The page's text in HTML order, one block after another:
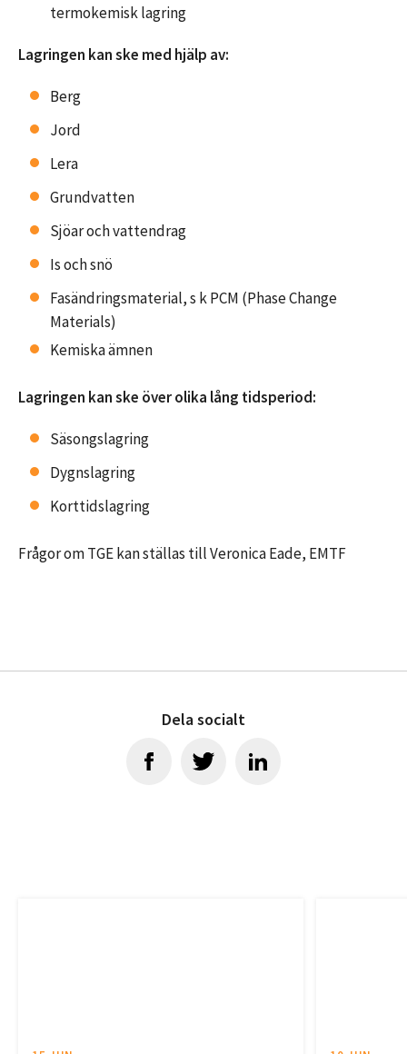
termokemisk lagring
Lagringen kan ske med hjälp av:
Berg
Jord
Lera
Grundvatten
Sjöar och vattendrag
Is och snö
Fasändringsmaterial, s k PCM (Phase Change
Materials)
Kemiska ämnen
Lagringen kan ske över olika lång tidsperiod:
Säsongslagring
Dygnslagring
Korttidslagring
Frågor om TGE kan ställas till Veronica Eade, EMTF
Dela socialt